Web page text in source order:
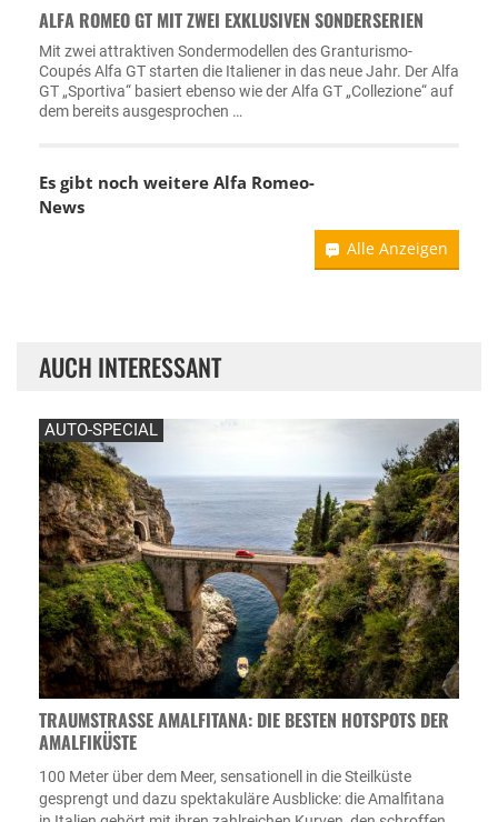
ALFA ROMEO GT MIT ZWEI EXKLUSIVEN SONDERSERIEN
Mit zwei attraktiven Sondermodellen des Granturismo-
Coupés Alfa GT starten die Italiener in das neue Jahr. Der Alfa
GT „Sportiva“ basiert ebenso wie der Alfa GT „Collezione“ auf
dem bereits ausgesprochen …
Es gibt noch weitere Alfa Romeo-
News
Alle Anzeigen
AUCH INTERESSANT
AUTO-SPECIAL
TRAUMSTRASSE AMALFITANA: DIE BESTEN HOTSPOTS DER A
MALFIKÜSTE
100 Meter über dem Meer, sensationell in die Steilküste
gesprengt und dazu spektakuläre Ausblicke: die Amalfitana